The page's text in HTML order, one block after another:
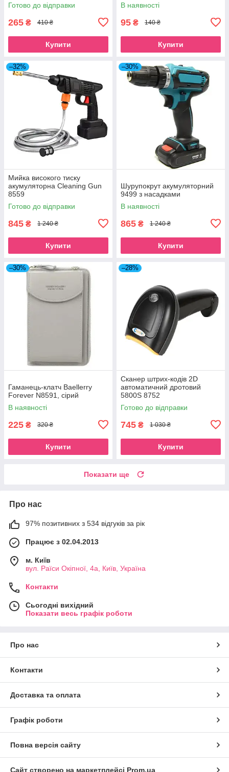
Готово до відправки
265 ₴ 410 ₴
Купити
В наявності
95 ₴ 140 ₴
Купити
–32%
Мийка високого тиску
акумуляторна Cleaning Gun
8559
Готово до відправки
845 ₴ 1 240 ₴
Купити
–30%
Шурупокрут акумуляторний
9499 з насадками
В наявності
865 ₴ 1 240 ₴
Купити
–30%
Гаманець-клатч Baellerry
Forever N8591, сірий
В наявності
225 ₴ 320 ₴
Купити
–28%
Сканер штрих-кодів 2D
автоматичний дротовий
5800S 8752
Готово до відправки
745 ₴ 1 030 ₴
Купити
Показати ще
Про нас
97% позитивних з 534 відгуків за рік
Працює з 02.04.2013
м. Київ
вул. Раїси Окіпної, 4а, Київ, Україна
Контакти
Сьогодні вихідний
Показати весь графік роботи
Про нас
Контакти
Доставка та оплата
Графік роботи
Повна версія сайту
Сайт створено на маркетплейсі Prom.ua